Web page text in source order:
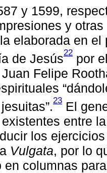
y 1599,
y
elaborada en
de Jesús22 por
Felipe
23 El
entre
los
Vulgata, por lo
en columnas